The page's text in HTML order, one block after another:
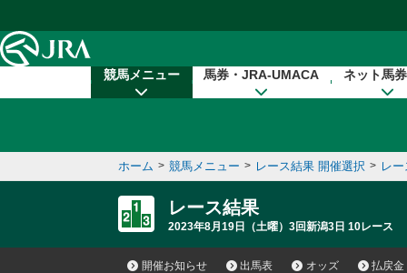
競馬メニュー 馬券・JRA-UMACA ネット馬
ホーム > 競馬メニュー > レース結果 開催選択 > レ
レース結果
2023年8月19日（土曜）3回新潟3日 10レース
開催お知らせ 出馬表 オッズ 払戻金